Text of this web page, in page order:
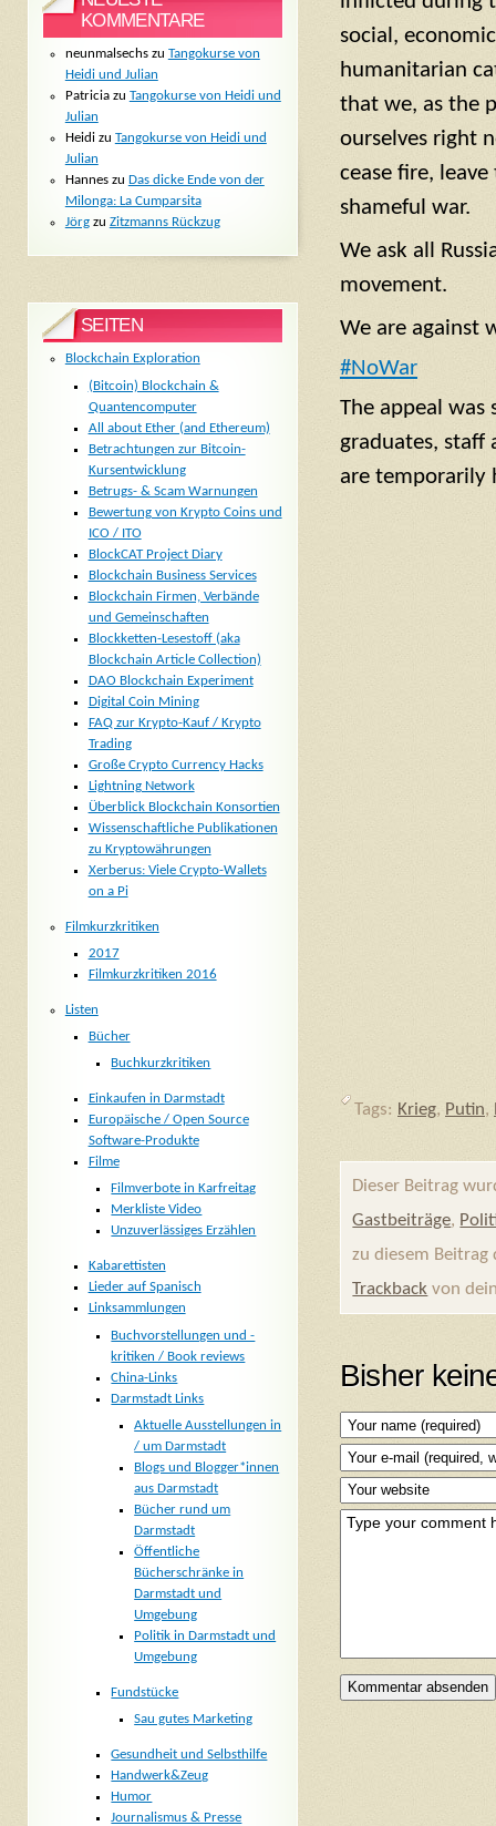
social,
humanitarian
that we, as the
ourselves right
cease fire,
shameful war.
We ask all
movement.
We are against
#NoWar
The appeal
graduates, staff
are temporarily
Tags: Krieg, Putin,
Dieser Beitrag
Gastbeiträge,
zu diesem
Trackback von
Bisher
KOMMENTARE
neunmalsechszu Tangokurse von
Heidi und Julian
Patriciazu Tangokurse von Heidi und
Julian
Heidizu Tangokurse von Heidi und
Julian
Hanneszu Das dicke Ende von der
Milonga: La Cumparsita
Jörgzu Zitzmanns Rückzug
SEITEN
Blockchain Exploration
(Bitcoin) Blockchain &
Quantencomputer
All about Ether (and Ethereum)
Betrachtungen zur Bitcoin-
Kursentwicklung
Betrugs- & Scam Warnungen
Bewertung von Krypto Coins und
ICO / ITO
BlockCAT Project Diary
Blockchain Business Services
Blockchain Firmen, Verbände
und Gemeinschaften
Blockketten-Lesestoff (aka
Blockchain Article Collection)
DAO Blockchain Experiment
Digital Coin Mining
FAQ zur Krypto-Kauf / Krypto
Trading
Große Crypto Currency Hacks
Lightning Network
Überblick Blockchain Konsortien
Wissenschaftliche Publikationen
zu Kryptowährungen
Xerberus: Viele Crypto-Wallets
on a Pi
Filmkurzkritiken
2017
Filmkurzkritiken 2016
Listen
Bücher
Buchkurzkritiken
Einkaufen in Darmstadt
Europäische / Open Source
Software-Produkte
Filme
Filmverbote in Karfreitag
Merkliste Video
Unzuverlässiges Erzählen
Kabarettisten
Lieder auf Spanisch
Linksammlungen
Buchvorstellungen und -
kritiken / Book reviews
China-Links
Darmstadt Links
Aktuelle Ausstellungen in
/ um Darmstadt
Blogs und Blogger*innen
aus Darmstadt
Bücher rund um
Darmstadt
Öffentliche
Bücherschränke in
Darmstadt und
Umgebung
Politik in Darmstadt und
Umgebung
Fundstücke
Sau gutes Marketing
Gesundheit und Selbsthilfe
Handwerk&Zeug
Humor
Journalismus & Presse